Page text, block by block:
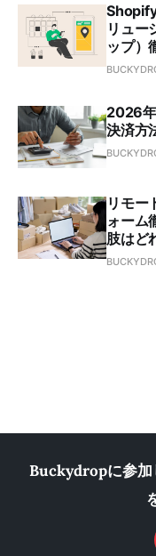
リュー
ップ）
2026
決済方
リモー
ォーム
肢はど
Buckydropに参加